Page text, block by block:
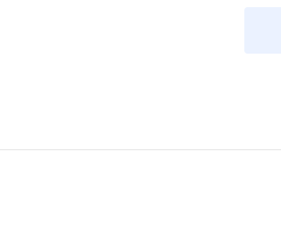
"نبيل مستقيم". إنَّ مصطلح "نبيل مستقيم"
فإن هذا الشخص هو حقًا صادق وأهل للثقة.
كان يفتقر إلى الفضيلة أم لا. بمجرد أن
يستبعدهم بيت الله إنما يُستبعَدون